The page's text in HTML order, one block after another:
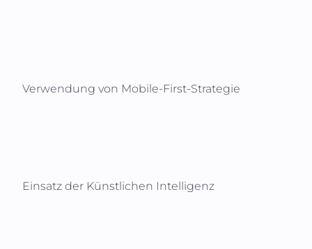
Verwendung von Mobile-First-Strategie
Einsatz der Künstlichen Intelligenz